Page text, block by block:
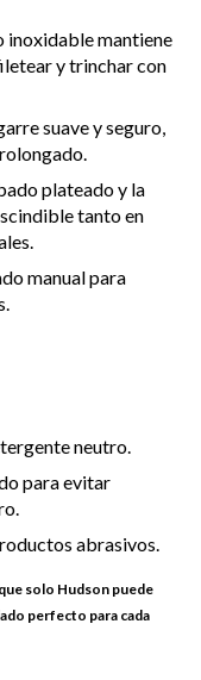
inoxidable mantiene
y trinchar con
suave y seguro,
plateado y la
tanto en
manual para
neutro.
para evitar
abrasivos.
solo Hudson puede
perfecto para cada